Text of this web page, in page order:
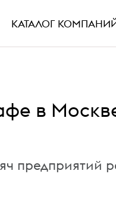
КАТАЛОГ
в
предприятий